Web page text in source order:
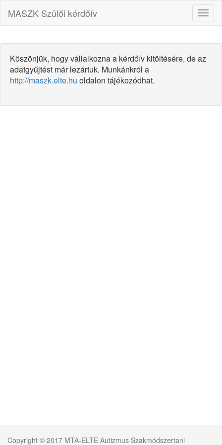
MASZK Szülői kérdőív
Köszönjük, hogy vállalkozna a kérdőív kitöltésére, de az
adatgyűjtést már lezártuk. Munkánkról a
http://maszk.elte.hu oldalon tájékozódhat.
Copyright © 2017 MTA-ELTE Autizmus Szakmódszertani